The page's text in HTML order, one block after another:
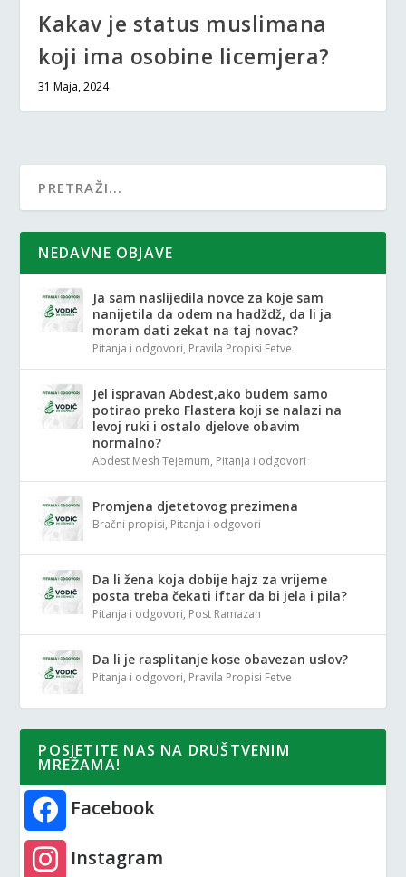
Kakav je status muslimana
koji ima osobine licemjera?
31 Maja, 2024
NEDAVNE OBJAVE
Ja sam naslijedila novce za koje sam
nanijetila da odem na hadždž, da li ja
moram dati zekat na taj novac?
Pitanja i odgovori, Pravila Propisi Fetve
Jel ispravan Abdest,ako budem samo
potirao preko Flastera koji se nalazi na
levoj ruki i ostalo djelove obavim
normalno?
Abdest Mesh Tejemum, Pitanja i odgovori
Promjena djetetovog prezimena
Bračni propisi, Pitanja i odgovori
Da li žena koja dobije hajz za vrijeme
posta treba čekati iftar da bi jela i pila?
Pitanja i odgovori, Post Ramazan
Da li je rasplitanje kose obavezan uslov?
Pitanja i odgovori, Pravila Propisi Fetve
POSJETITE NAS NA DRUŠTVENIM
MREŽAMA!
Facebook
Instagram